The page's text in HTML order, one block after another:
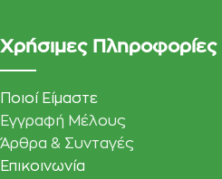
Χρήσιμες Πληροφορίες
Ποιοί Είμαστε
Εγγραφή Μέλους
Άρθρα & Συνταγές
Επικοινωνία